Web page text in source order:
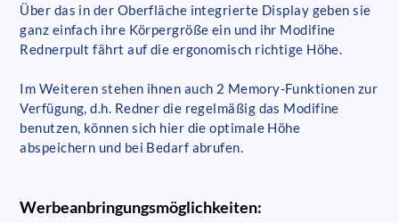
Über das in der Oberfläche integrierte Display geben sie
ganz einfach ihre Körpergröße ein und ihr Modifine
Rednerpult fährt auf die ergonomisch richtige Höhe.
Im Weiteren stehen ihnen auch 2 Memory-Funktionen zur
Verfügung, d.h. Redner die regelmäßig das Modifine
benutzen, können sich hier die optimale Höhe
abspeichern und bei Bedarf abrufen.
Werbeanbringungsmöglichkeiten: